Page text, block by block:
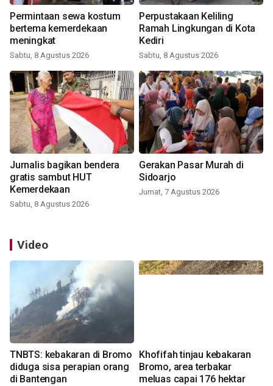
Permintaan sewa kostum
bertema kemerdekaan
meningkat
Sabtu, 8 Agustus 2026
Perpustakaan Keliling
Ramah Lingkungan di Kota
Kediri
Sabtu, 8 Agustus 2026
Jurnalis bagikan bendera
gratis sambut HUT
Kemerdekaan
Sabtu, 8 Agustus 2026
Gerakan Pasar Murah di
Sidoarjo
Jumat, 7 Agustus 2026
Video
TNBTS: kebakaran di Bromo
diduga sisa perapian orang
di Bantengan
Khofifah tinjau kebakaran
Bromo, area terbakar
meluas capai 176 hektar